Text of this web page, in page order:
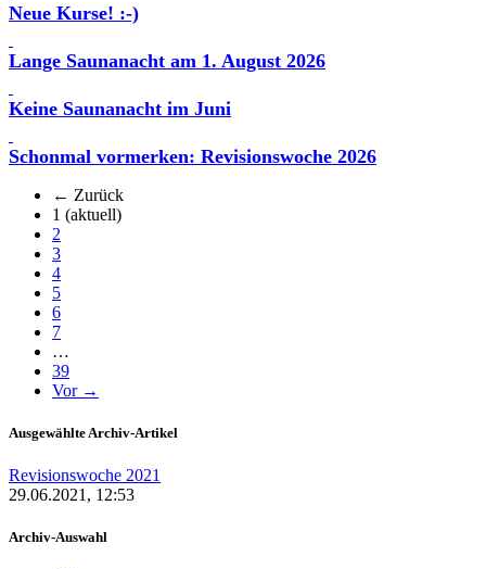
Neue Kurse! :-)
Lange Saunanacht am 1. August 2026
Keine Saunanacht im Juni
Schonmal vormerken: Revisionswoche 2026
← Zurück
1 (aktuell)
2
3
4
5
6
7
…
39
Vor →
Ausgewählte Archiv-Artikel
Revisionswoche 2021
29.06.2021, 12:53
Archiv-Auswahl